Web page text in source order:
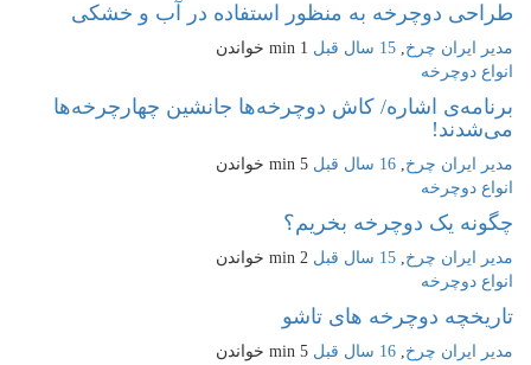
طراحی دوچرخه به منظور استفاده در آب و خشکی
مدیر ایران چرخ, 15 سال قبل 1 min
خواندن
انواع دوچرخه
برنامه‌ی اشاره/ كاش دوچرخه‌ها جانشین چهارچرخه‌ها
می‌شدند!
مدیر ایران چرخ, 16 سال قبل 5 min
خواندن
انواع دوچرخه
چگونه یک دوچرخه بخریم؟
مدیر ایران چرخ, 15 سال قبل 2 min
خواندن
انواع دوچرخه
تاریخچه دوچرخه های تاشو
مدیر ایران چرخ, 16 سال قبل 5 min خواندن